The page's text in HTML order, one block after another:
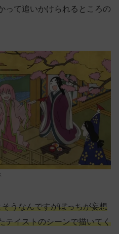
って追いかけられるところの
うなんですがぼっちが妄想
テイストのシーンで描いてく